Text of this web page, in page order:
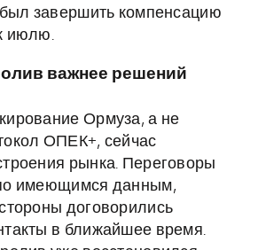
завершить компенсацию
июлю.
важнее решений
Ормуза, а не
ОПЕК+, сейчас
рынка. Переговоры
имеющимся данным,
договорились
в ближайшее время.